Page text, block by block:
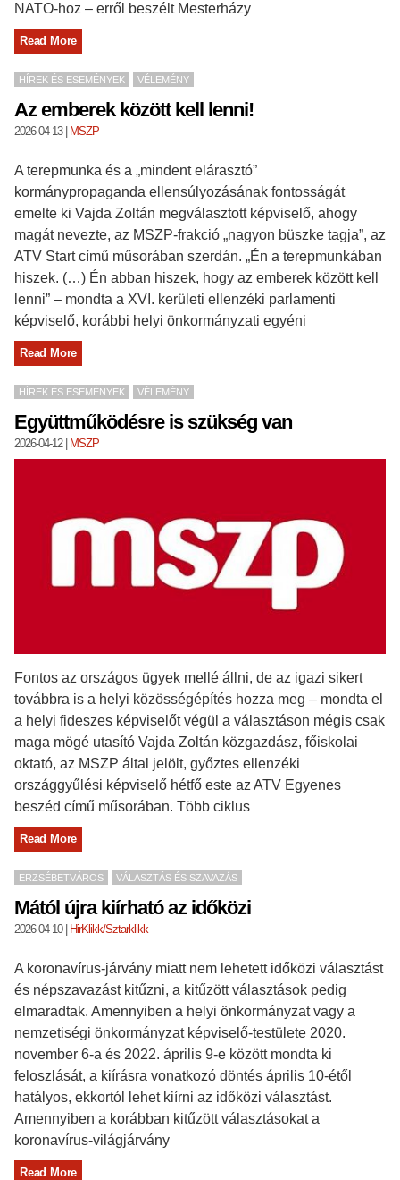
NATO-hoz – erről beszélt Mesterházy
Read More
HÍREK ÉS ESEMÉNYEK VÉLEMÉNY
Az emberek között kell lenni!
2026-04-13| MSZP
A terepmunka és a „mindent elárasztó”
kormánypropaganda ellensúlyozásának fontosságát
emelte ki Vajda Zoltán megválasztott képviselő, ahogy
magát nevezte, az MSZP-frakció „nagyon büszke tagja”, az
ATV Start című műsorában szerdán. „Én a terepmunkában
hiszek. (…) Én abban hiszek, hogy az emberek között kell
lenni” – mondta a XVI. kerületi ellenzéki parlamenti
képviselő, korábbi helyi önkormányzati egyéni
Read More
HÍREK ÉS ESEMÉNYEK VÉLEMÉNY
Együttműködésre is szükség van
2026-04-12| MSZP
Fontos az országos ügyek mellé állni, de az igazi sikert
továbbra is a helyi közösségépítés hozza meg – mondta el
a helyi fideszes képviselőt végül a választáson mégis csak
maga mögé utasító Vajda Zoltán közgazdász, főiskolai
oktató, az MSZP által jelölt, győztes ellenzéki
országgyűlési képviselő hétfő este az ATV Egyenes
beszéd című műsorában. Több ciklus
Read More
ERZSÉBETVÁROS VÁLASZTÁS ÉS SZAVAZÁS
Mától újra kiírható az időközi
2026-04-10| HirKlikk/Sztarklikk
A koronavírus-járvány miatt nem lehetett időközi választást
és népszavazást kitűzni, a kitűzött választások pedig
elmaradtak. Amennyiben a helyi önkormányzat vagy a
nemzetiségi önkormányzat képviselő-testülete 2020.
november 6-a és 2022. április 9-e között mondta ki
feloszlását, a kiírásra vonatkozó döntés április 10-étől
hatályos, ekkortól lehet kiírni az időközi választást.
Amennyiben a korábban kitűzött választásokat a
koronavírus-világjárvány
Read More